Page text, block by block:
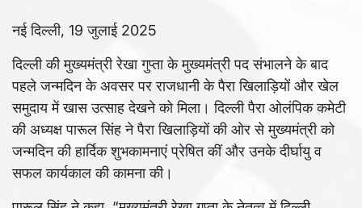
नई दिल्ली, 19 जुलाई 2025
दिल्ली की मुख्यमंत्री रेखा गुप्ता के मुख्यमंत्री पद संभालने के बाद
पहले जन्मदिन के अवसर पर राजधानी के पैरा खिलाड़ियों और खेल
समुदाय में खास उत्साह देखने को मिला। दिल्ली पैरा ओलंपिक कमेटी
की अध्यक्ष पारूल सिंह ने पैरा खिलाड़ियों की ओर से मुख्यमंत्री को
जन्मदिन की हार्दिक शुभकामनाएं प्रेषित कीं और उनके दीर्घायु व
सफल कार्यकाल की कामना की।